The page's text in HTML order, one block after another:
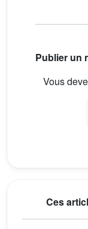
Publier un
Vous
Ces